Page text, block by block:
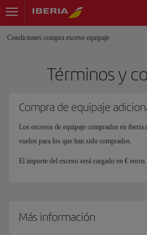
Condiciones compra exceso equipaje
Términos y
Compra de equipaje
Los excesos de equipaje comprados en
vuelos para los que han sido comprados.
El importe del exceso será cargado en €
Más información